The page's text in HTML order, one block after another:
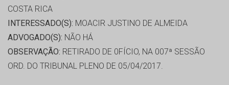
COSTA RICA
INTERESSADO(S): MOACIR JUSTINO DE ALMEIDA
ADVOGADO(S): NÃO HÁ
OBSERVAÇÃO: RETIRADO DE 0FÍCIO, NA 007ª SESSÃO
ORD. DO TRIBUNAL PLENO DE 05/04/2017.